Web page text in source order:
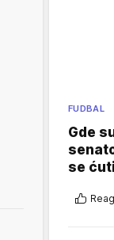
FUDBAL
Gde
se